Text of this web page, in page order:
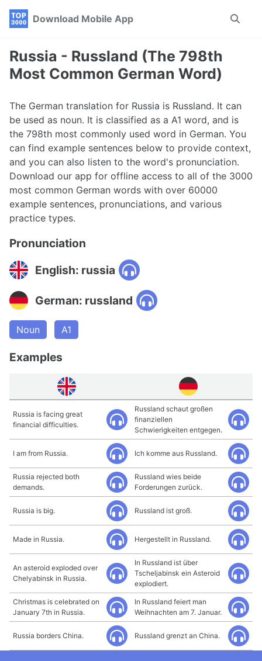
Skip
navigation
Skip
Skip
Download Mobile App
Toggle
Russia - Russland (The 798th
Most Common German Word)
The German translation for Russia is Russland. It can
be used as noun. It is classified as a A1 word, and is
the 798th most commonly used word in German. You
can find example sentences below to provide context,
and you can also listen to the word's pronunciation.
Download our app for offline access to all of the 3000
most common German words with over 60000
example sentences, pronunciations, and various
practice types.
Pronunciation
English: russia
German: russland
Noun A1
Examples
Russia is facing great
financial difficulties.
Russland schaut großen
finanziellen
Schwierigkeiten entgegen.
I am from Russia. Ich komme aus Russland.
Russia rejected both
demands.
Russland wies beide
Forderungen zurück.
Russia is big. Russland ist groß.
Made in Russia. Hergestellt in Russland.
An asteroid exploded over
Chelyabinsk in Russia.
In Russland ist über
Tscheljabinsk ein Asteroid
explodiert.
Christmas is celebrated on
January 7th in Russia.
In Russland feiert man
Weihnachten am 7. Januar.
Russia borders China. Russland grenzt an China.